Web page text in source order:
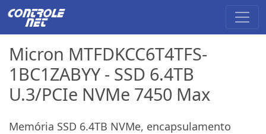
Micron MTFDKCC6T4TFS-
1BC1ZABYY - SSD 6.4TB
U.3/PCIe NVMe 7450 Max
Memória SSD 6.4TB NVMe, encapsulamento